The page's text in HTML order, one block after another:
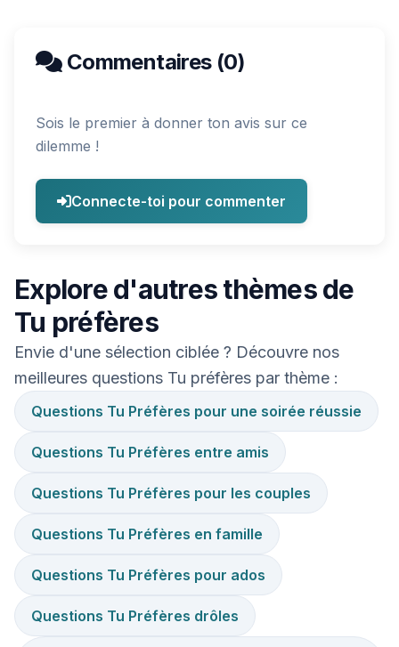
Commentaires (0)
Sois le premier à donner ton avis sur ce
dilemme !
Connecte-toi pour commenter
Explore d'autres thèmes de
Tu préfères
Envie d'une sélection ciblée ? Découvre nos
meilleures questions Tu préfères par thème :
Questions Tu Préfères pour une soirée réussie
Questions Tu Préfères entre amis
Questions Tu Préfères pour les couples
Questions Tu Préfères en famille
Questions Tu Préfères pour ados
Questions Tu Préfères drôles